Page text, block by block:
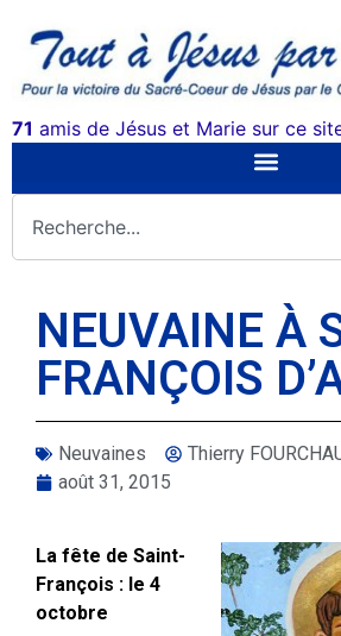
71 amis de Jésus et Marie sur ce
NEUVAINE À
FRANÇOIS
Neuvaines
Thierry
août 31, 2015
La fête de Saint-
François : le 4
octobre